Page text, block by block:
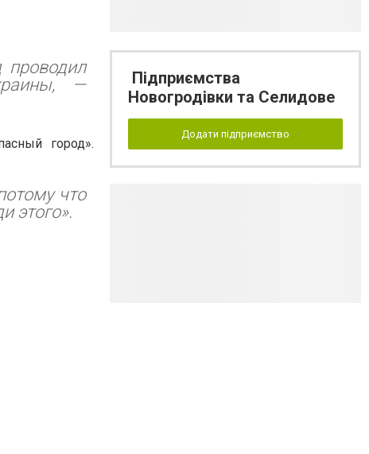
проводил
—
город».
что
этого».
Підприємства
Новогродівки та Селидове
Додати підприємство